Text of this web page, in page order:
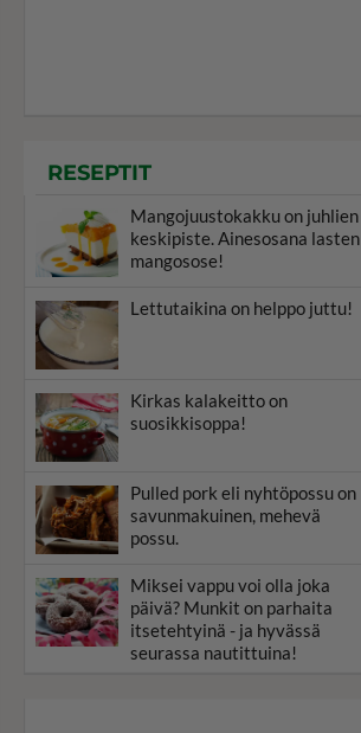
RESEPTIT
Mangojuustokakku on juhlien
keskipiste. Ainesosana lasten
mangosose!
Lettutaikina on helppo juttu!
Kirkas kalakeitto on
suosikkisoppa!
Pulled pork eli nyhtöpossu on
savunmakuinen, mehevä
possu.
Miksei vappu voi olla joka
päivä? Munkit on parhaita
itsetehtyinä - ja hyvässä
seurassa nautittuina!